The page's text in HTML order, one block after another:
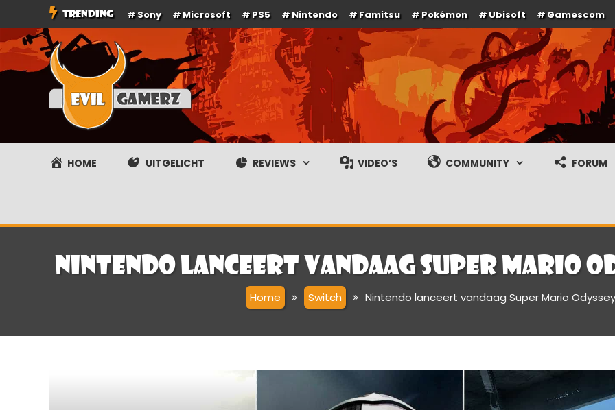
naar
de
TRENDING Sony Microsoft PS5 Nintendo Famitsu Pokémon Ubisoft Gamescom
Evilgamerz
Het meest interessante game nieuws, reviews, coverage en gameplay streams
HOME UITGELICHT REVIEWS VIDEO’S COMMUNITY FORUM
Nintendo lanceert vandaag Super Mario
Home Switch Nintendo lanceert vandaag Super Mario